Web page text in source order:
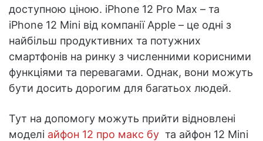
доступною ціною. iPhone 12 Pro Max – та
iPhone 12 Mini від компанії Apple – це одні з
найбільш продуктивних та потужних
смартфонів на ринку з численними корисними
функціями та перевагами. Однак, вони можуть
бути досить дорогим для багатьох людей.
Тут на допомогу можуть прийти відновлені
моделі айфон 12 про макс бу та айфон 12 Mini